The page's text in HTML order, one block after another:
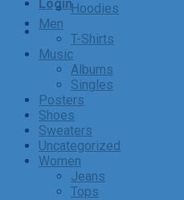
LoginHoodies
Men
T-Shirts
Music
Albums
Singles
Posters
Shoes
Sweaters
Uncategorized
Women
Jeans
Tops